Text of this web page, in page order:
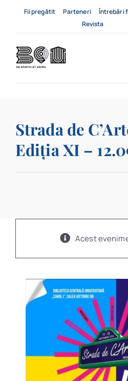
Fii pregătit Parteneri
Întrebări
Revista
Despre noi
Servicii
Strada de
Ediția XI –
Acest